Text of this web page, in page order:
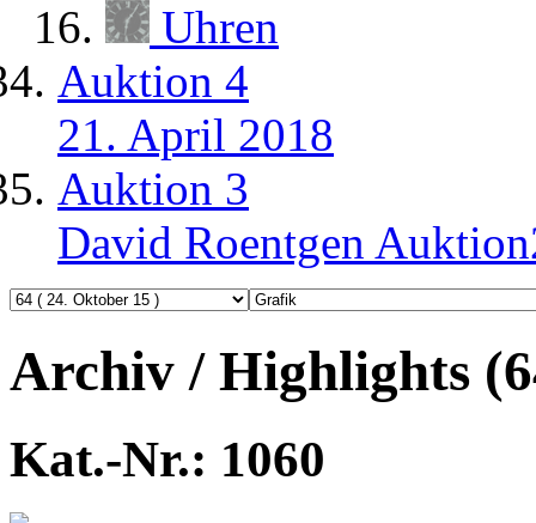
Uhren
Auktion 4
21. April 2018
Auktion 3
David Roentgen
Archiv / Highlights
Kat.-Nr.: 1060